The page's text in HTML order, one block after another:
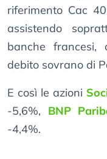
riferimento Cac
assistendo
banche francesi,
debito sovrano di
E così le azioni
-5,6%, BNP
-4,4%.